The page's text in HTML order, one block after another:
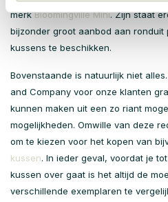
merkBloomingville Mini. Zijn staat
bijzonder groot aanbod aan
kussens te beschikken.
Bovenstaande is natuurlijk niet
and Company voor onze klanten
kunnen maken uit een zo riant
mogelijkheden. Omwille van deze
om te kiezen voor het kopen van
kussen. In ieder geval, voordat je
kussen over gaat is het altijd de
verschillende exemplaren te